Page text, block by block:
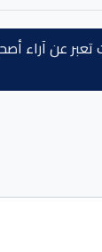
تعبر عن آراء